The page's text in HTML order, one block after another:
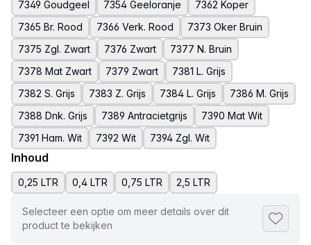
7349 Goudgeel
7354 Geeloranje
7362 Koper
7365 Br. Rood
7366 Verk. Rood
7373 Oker Bruin
7375 Zgl. Zwart
7376 Zwart
7377 N. Bruin
7378 Mat Zwart
7379 Zwart
7381 L. Grijs
7382 S. Grijs
7383 Z. Grijs 7384 L. Grijs
7386 M. Grijs
7388 Dnk. Grijs
7389 Antracietgrijs
7390 Mat Wit
7391 Ham. Wit
7392 Wit 7394 Zgl. Wit
Inhoud
0,25 LTR 0,4 LTR 0,75 LTR 2,5 LTR
Selecteer een optie om meer details over dit
product te bekijken